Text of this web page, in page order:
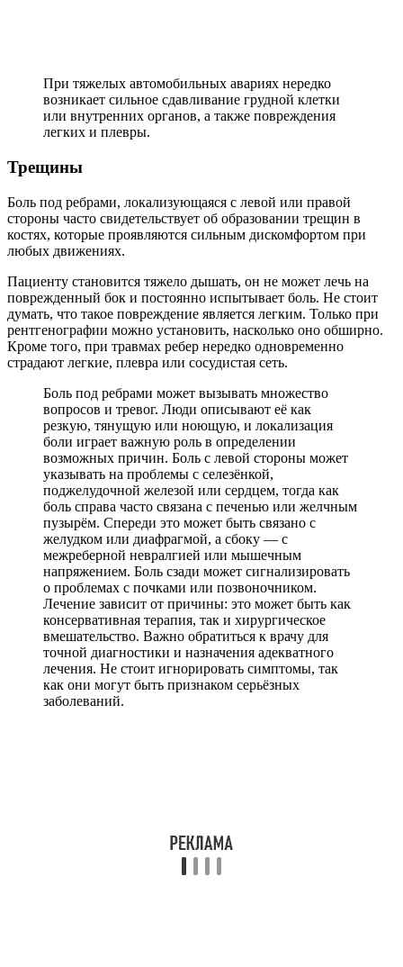
При тяжелых автомобильных авариях нередко
возникает сильное сдавливание грудной клетки
или внутренних органов, а также повреждения
легких и плевры.
Трещины
Боль под ребрами, локализующаяся с левой или правой
стороны часто свидетельствует об образовании трещин в
костях, которые проявляются сильным дискомфортом при
любых движениях.
Пациенту становится тяжело дышать, он не может лечь на
поврежденный бок и постоянно испытывает боль. Не стоит
думать, что такое повреждение является легким. Только при
рентгенографии можно установить, насколько оно обширно.
Кроме того, при травмах ребер нередко одновременно
страдают легкие, плевра или сосудистая сеть.
Боль под ребрами может вызывать множество
вопросов и тревог. Люди описывают её как
резкую, тянущую или ноющую, и локализация
боли играет важную роль в определении
возможных причин. Боль с левой стороны может
указывать на проблемы с селезёнкой,
поджелудочной железой или сердцем, тогда как
боль справа часто связана с печенью или желчным
пузырём. Спереди это может быть связано с
желудком или диафрагмой, а сбоку — с
межреберной невралгией или мышечным
напряжением. Боль сзади может сигнализировать
о проблемах с почками или позвоночником.
Лечение зависит от причины: это может быть как
консервативная терапия, так и хирургическое
вмешательство. Важно обратиться к врачу для
точной диагностики и назначения адекватного
лечения. Не стоит игнорировать симптомы, так
как они могут быть признаком серьёзных
заболеваний.